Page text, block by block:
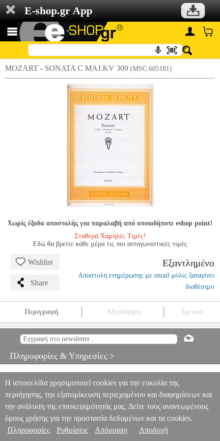
E-shop.gr App
MOZART - SONATA C MAJ.KV 309 (MSC.605181)
Χωρίς έξοδα αποστολής για παραλαβή από οποιοδήποτε eshop point!
Σταθερά Χαμηλές Τιμές!
Εδώ θα βρείτε κάθε μέρα τις πιο ανταγωνιστικές τιμές
Wishlist
Share
Εξαντλημένο
Αποστολή ενημέρωσης με email μόλις ξαναγίνει
διαθέσιμο
Περιγραφή Αξιολόγηση Σχετικά
SCHOTT SOHNE SCHOTT SOHNE
ΜΟΥΣΙΚΑ ΒΙΒΛΙΑ
0
Πληροφορίες & Υπηρεσίες >
Η ιστοσελίδα χρησιμοποιεί cookies για την ευκολία της
περιήγησης, την εξατομίκευση περιεχομένου και διαφημίσεων και
την ανάλυση της επισκεψιμότητάς μας. Δείτε τους ανανεωμένους
όρους χρήσης για την προστασία δεδομένων και τα cookies.
Πληροφορίες
Ρυθμίσεις Απόρριψη Αποδοχή